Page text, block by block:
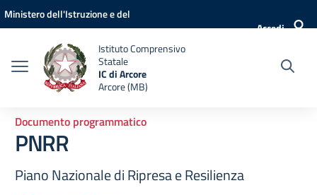
Vai ai contenuti
Vai al menu di navigazione
Vai al footer
Ministero dell'Istruzione e del
Accedi
Istituto Comprensivo
Statale
IC di Arcore
Arcore (MB)
Documento programmatico
PNRR
Piano Nazionale di Ripresa e Resilienza